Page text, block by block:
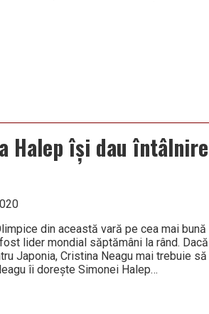
Halep își dau întâlnire
din această vară pe cea mai bună
lider mondial săptămâni la rând. Dacă
Japonia, Cristina Neagu mai trebuie să
îi dorește Simonei Halep…